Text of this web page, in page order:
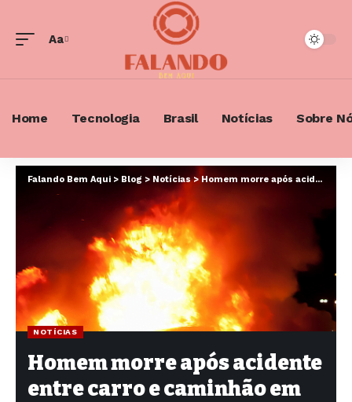
Font
Aa
Home Tecnologia Brasil Notícias Sobre
Falando Bem Aqui > Blog > Notícias> Homem morre após acidente entre carro e caminhão em rodovia no interior de SP; veículo pegou fogo
NOTÍCIAS
Homem morre após acidente
entre carro e caminhão em